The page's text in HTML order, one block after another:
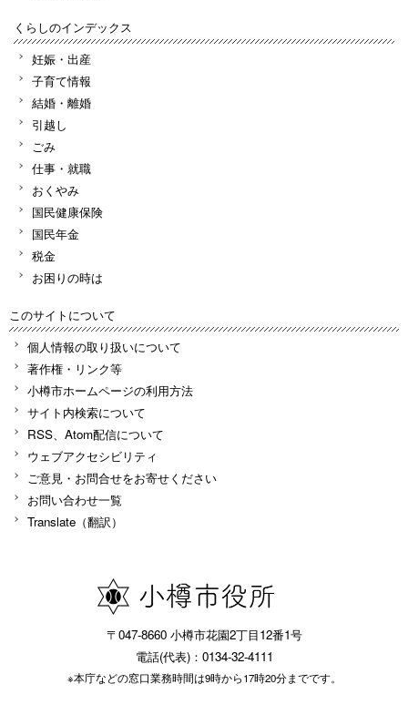
くらしのインデックス
妊娠・出産
子育て情報
結婚・離婚
引越し
ごみ
仕事・就職
おくやみ
国民健康保険
国民年金
税金
お困りの時は
このサイトについて
個人情報の取り扱いについて
著作権・リンク等
小樽市ホームページの利用方法
サイト内検索について
RSS、Atom配信について
ウェブアクセシビリティ
ご意見・お問合せをお寄せください
お問い合わせ一覧
Translate（翻訳）
〒047-8660 小樽市花園2丁目12番1号
電話(代表)：0134-32-4111
※本庁などの窓口業務時間は9時から17時20分までです。